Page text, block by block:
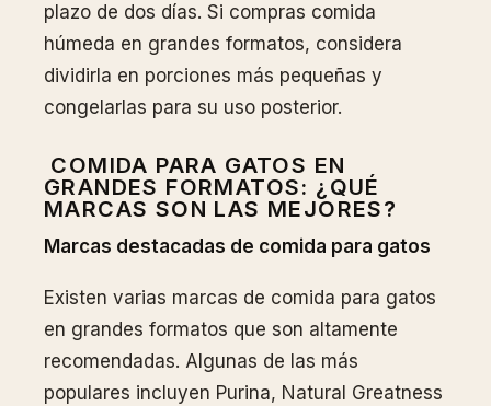
plazo de dos días. Si compras comida
húmeda en grandes formatos, considera
dividirla en porciones más pequeñas y
congelarlas para su uso posterior.
COMIDA PARA GATOS EN
GRANDES FORMATOS: ¿QUÉ
MARCAS SON LAS MEJORES?
Marcas destacadas de comida para gatos
Existen varias marcas de comida para gatos
en grandes formatos que son altamente
recomendadas. Algunas de las más
populares incluyen Purina, Natural Greatness